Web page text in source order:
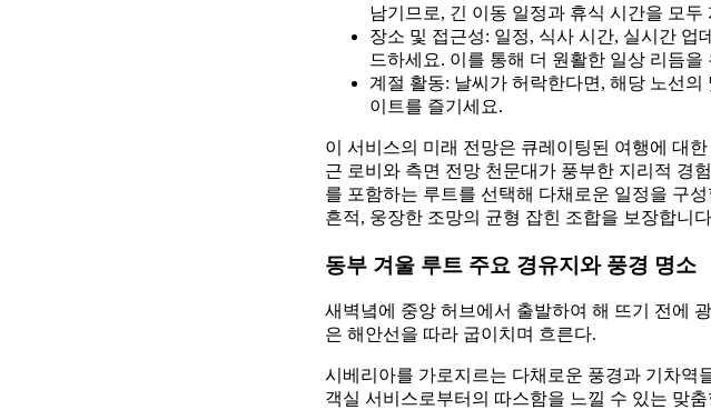
남기므로, 긴 이동 일정과 휴식 시간을 모두
장소 및 접근성: 일정, 식사 시간, 실시간 업
드하세요. 이를 통해 더 원활한 일상 리듬을
계절 활동: 날씨가 허락한다면, 해당 노선
이트를 즐기세요.
이 서비스의 미래 전망은 큐레이팅된 여행에 대
근 로비와 측면 전망 천문대가 풍부한 지리적 경
를 포함하는 루트를 선택해 다채로운 일정을 구
흔적, 웅장한 조망의 균형 잡힌 조합을 보장합니
동부 겨울 루트 주요 경유지와 풍경 명소
새벽녘에 중앙 허브에서 출발하여 해 뜨기 전에
은 해안선을 따라 굽이치며 흐른다.
시베리아를 가로지르는 다채로운 풍경과 기차역
객실 서비스로부터의 따스함을 느낄 수 있는 맞